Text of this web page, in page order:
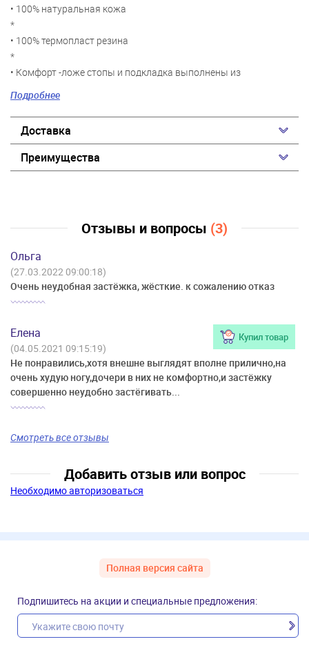
• 100% натуральная кожа
*
• 100% термопласт резина
*
• Комфорт -ложе стопы и подкладка выполнены из
обеспечивает комфорт
*
• Надежная фиксация - регулируемый ремешок позволяет
надежно зафиксировать обувь на ноге
*
*
• Сделано в Китае
*
предназначенными для синтетических кож
*
Подробнее
Доставка
Преимущества
Отзывы и вопросы (3)
Ольга
(27.03.2022 09:00:18)
Очень неудобная застёжка, жёсткие. к сожалению отказ
Елена Купил товар
(04.05.2021 09:15:19)
Не понравились,хотя внешне выглядят вполне прилично,на
очень худую ногу,дочери в них не комфортно,и застёжку
совершенно неудобно застёгивать...
Смотреть все отзывы
Добавить отзыв или вопрос
Необходимо авторизоваться
Полная версия сайта
Подпишитесь на акции и специальные предложения: